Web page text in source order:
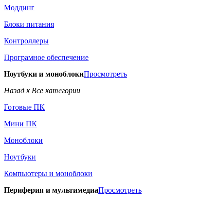
Моддинг
Блоки питания
Контроллеры
Програмное обеспечение
Ноутбуки и моноблокиПросмотреть
Назад к Все категории
Готовые ПК
Мини ПК
Моноблоки
Ноутбуки
Компьютеры и моноблоки
Периферия и мультимедиаПросмотреть